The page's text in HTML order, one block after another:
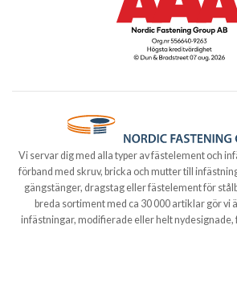
Vi servar dig med alla typer av fästelement och
förband med skruv, bricka och mutter till
gängstänger, dragstag eller fästelement för
breda sortiment med ca 30 000 artiklar gör vi
infästningar, modifierade eller helt nydesignade,